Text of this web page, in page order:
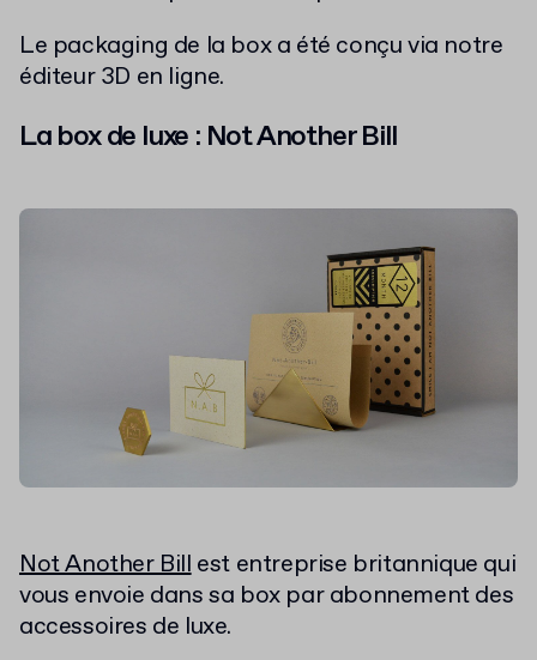
Le packaging de la box a été conçu via notre
éditeur 3D en ligne.
La box de luxe : Not Another Bill
Not Another Billest entreprise britannique qui
vous envoie dans sa box par abonnement des
accessoires de luxe.